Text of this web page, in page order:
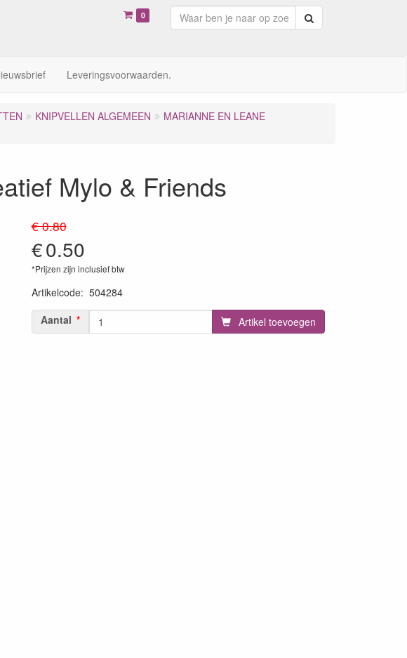
0
Leveringsvoorwaarden.
KNIPVELLEN ALGEMEEN
MARIANNE EN LEANE
Mylo & Friends
€ 0.80
€0.50
*Prijzen zijn inclusief btw
Artikelcode: 504284
Aantal
Artikel toevoegen